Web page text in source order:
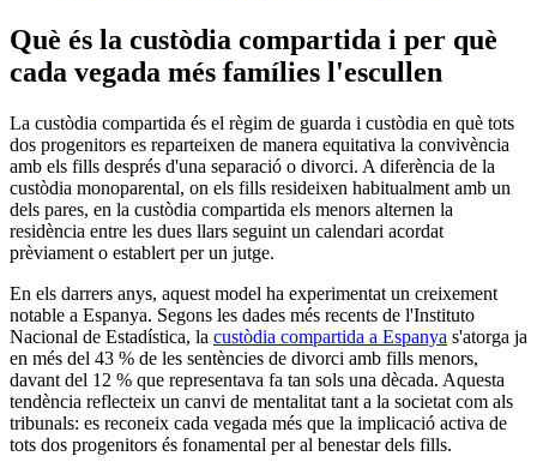
Què és la custòdia compartida i per què
cada vegada més famílies l'escullen
La custòdia compartida és el règim de guarda i custòdia en què tots
dos progenitors es reparteixen de manera equitativa la convivència
amb els fills després d'una separació o divorci. A diferència de la
custòdia monoparental, on els fills resideixen habitualment amb un
dels pares, en la custòdia compartida els menors alternen la
residència entre les dues llars seguint un calendari acordat
prèviament o establert per un jutge.
En els darrers anys, aquest model ha experimentat un creixement
notable a Espanya. Segons les dades més recents de l'Instituto
Nacional de Estadística, la custòdia compartida a Espanya s'atorga ja
en més del 43 % de les sentències de divorci amb fills menors,
davant del 12 % que representava fa tan sols una dècada. Aquesta
tendència reflecteix un canvi de mentalitat tant a la societat com als
tribunals: es reconeix cada vegada més que la implicació activa de
tots dos progenitors és fonamental per al benestar dels fills.